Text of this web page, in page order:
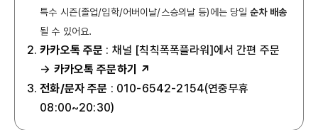
특수 시즌(졸업/입학/어버이날/스승의날 등)에는 당일순차 배송
될 수 있어요.
카카오톡 주문 : 채널 [칙칙폭폭플라워]에서 간편 주문
→ 카카오톡 주문하기 ↗
전화/문자 주문 : 010-6542-2154(연중무휴
08:00~20:30)